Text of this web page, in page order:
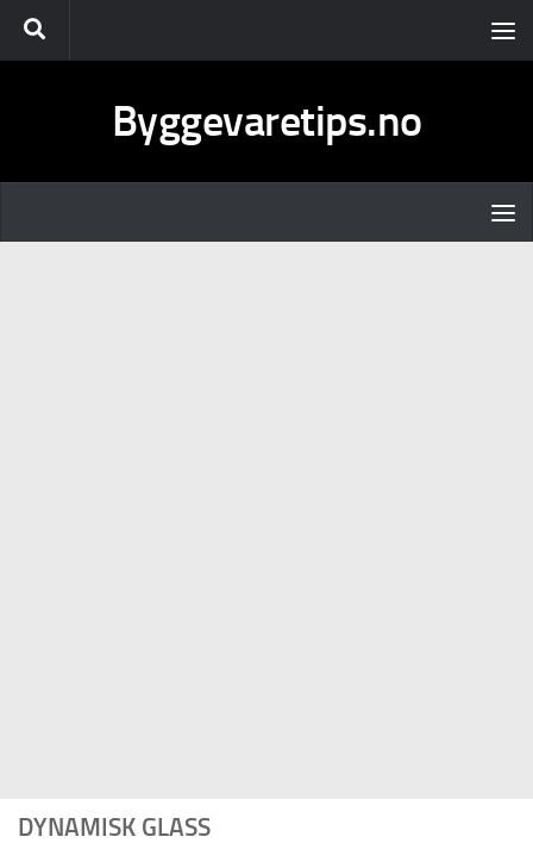
Skip to content
Byggevaretips.no
DYNAMISK GLASS